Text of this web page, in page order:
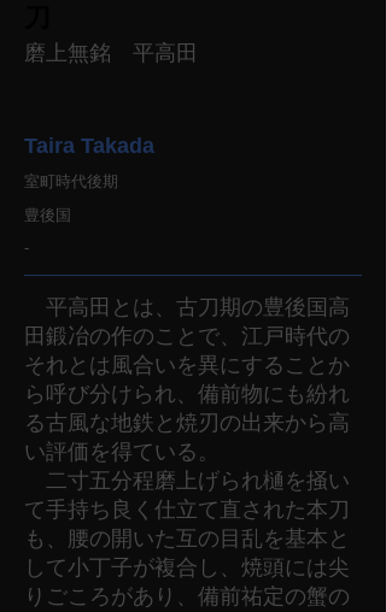
磨上無銘 平高田
Taira Takada
室町時代後期
豊後国
-
平高田とは、古刀期の豊後国高
田鍛冶の作のことで、江戸時代の
それとは風合いを異にすることか
ら呼び分けられ、備前物にも紛れ
る古風な地鉄と焼刃の出来から高
い評価を得ている。
二寸五分程磨上げられ樋を掻い
て手持ち良く仕立て直された本刀
も、腰の開いた互の目乱を基本と
して小丁子が複合し、焼頭には尖
りごころがあり、備前祐定の蟹の